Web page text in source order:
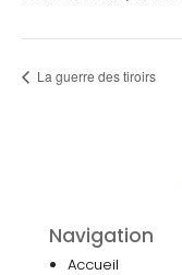
La guerre des tiroirs
Navigation
Accueil